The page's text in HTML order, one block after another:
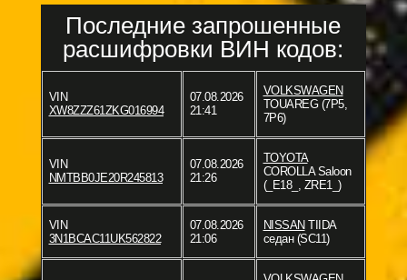
Последние запрошенные
расшифровки ВИН кодов:
VIN
XW8ZZZ61ZKG016994
07.08.2026
21:41
VOLKSWAGEN
TOUAREG (7P5,
7P6)
VIN
NMTBB0JE20R245813
07.08.2026
21:26
TOYOTA
COROLLA Saloon
(_E18_, ZRE1_)
VIN
3N1BCAC11UK562822
07.08.2026
21:06
NISSAN TIIDA
седан (SC11)